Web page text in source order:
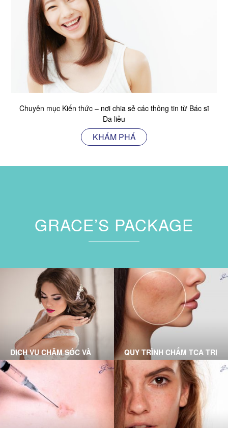
Chuyên mục Kiến thức – nơi chia sẻ các thông tin từ Bác sĩ
Da liễu
KHÁM PHÁ
GRACE’S PACKAGE
DỊCH VỤ CHĂM SÓC VÀ
ĐIỀU TRỊ TẠI PHÒNG
KHÁM DA LIỄU GRACE
SKINCARE CLINIC
QUY TRÌNH CHẤM TCA TRỊ
SẸO RỖ CHUẨN Y KHOA
TẠI GRACE SKINCARE
CLINIC